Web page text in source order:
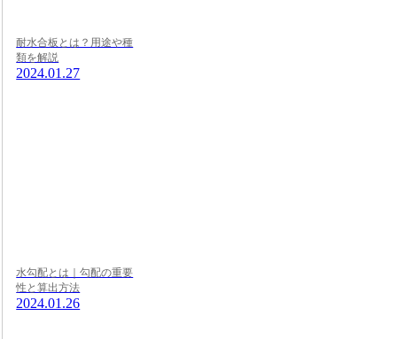
耐水合板とは？用途や種
類を解説
2024.01.27
水勾配とは｜勾配の重要
性と算出方法
2024.01.26